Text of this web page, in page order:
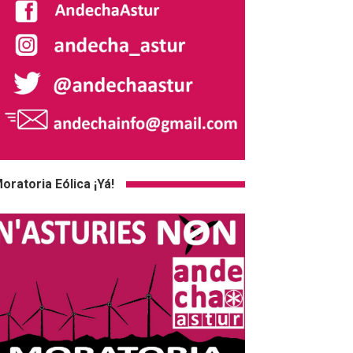
Eólica ¡Yá!